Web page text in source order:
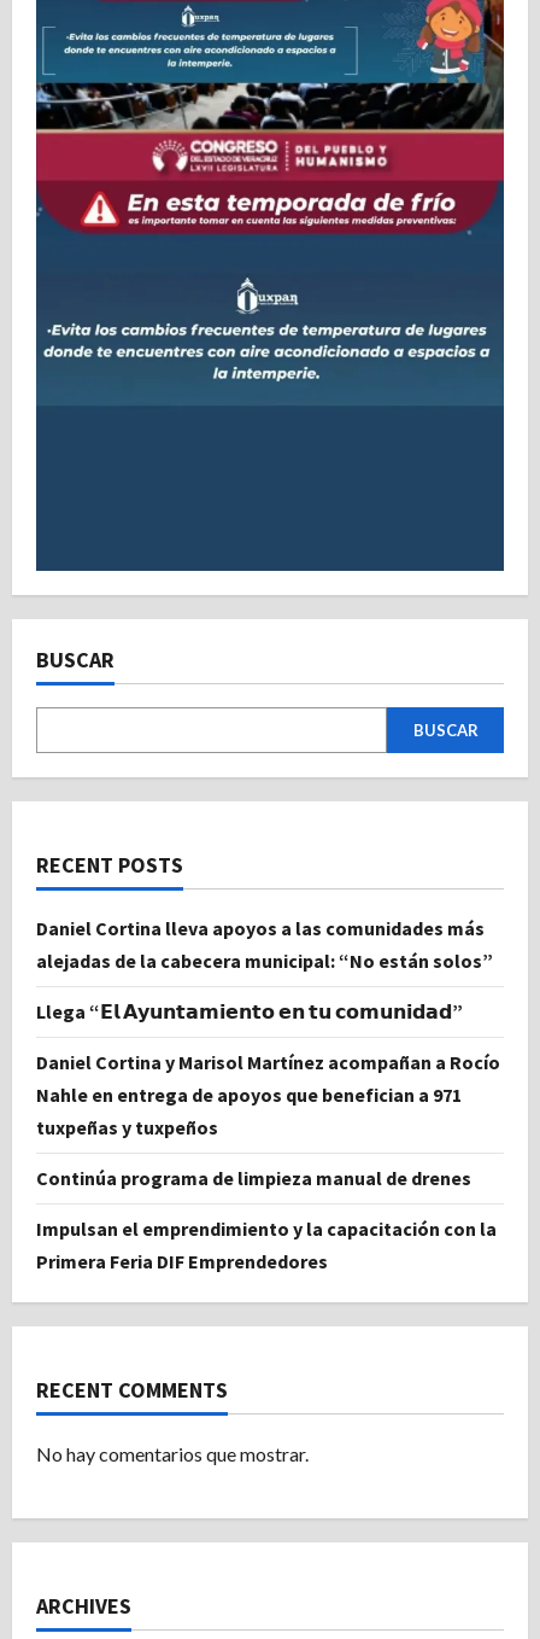
BUSCAR
BUSCAR
RECENT POSTS
Daniel Cortina lleva apoyos a las comunidades más
alejadas de la cabecera municipal: “No están solos”
Llega “𝗘𝗹 𝗔𝘆𝘂𝗻𝘁𝗮𝗺𝗶𝗲𝗻𝘁𝗼 𝗲𝗻 𝘁𝘂 𝗰𝗼𝗺𝘂𝗻𝗶𝗱𝗮𝗱”
Daniel Cortina y Marisol Martínez acompañan a Rocío
Nahle en entrega de apoyos que benefician a 971
tuxpeñas y tuxpeños
Continúa programa de limpieza manual de drenes
Impulsan el emprendimiento y la capacitación con la
Primera Feria DIF Emprendedores
RECENT COMMENTS
No hay comentarios que mostrar.
ARCHIVES